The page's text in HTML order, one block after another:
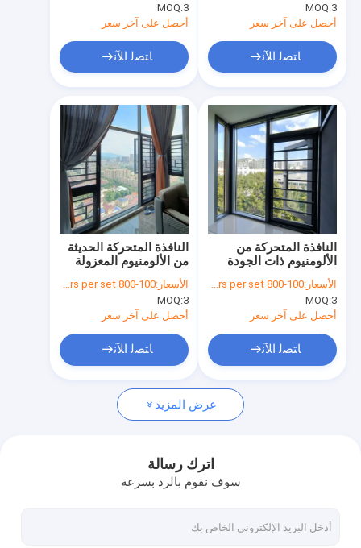
منتجات
معلومات عنا
جولة في المصنع
ضبط الجودة
اتصل بنا
أخبار
القضايا
باب انزلاقي من الألومنيوم
باب متأرجح من الألومنيوم
النافذة المتحركة من الألومنيوم
MOQ:3
أحصل على آخر سعر
ﺎﺘﺼﻟ ﺍﻶﻧ
MOQ:3
أحصل على آخر سعر
ﺎﺘﺼﻟ ﺍﻶﻧ
النافذة المتحركة الحديثة
من الألومنيوم المعزولة
الزجاجية
الأسعار:100-800 dollars per set
MOQ:3
أحصل على آخر سعر
ﺎﺘﺼﻟ ﺍﻶﻧ
النافذة المتحركة من
الألومنيوم ذات الجودة
العالية مع قفل متعدد
النقاط والزجاج العازل
المشدّد
الأسعار:100-800 dollars per set
MOQ:3
أحصل على آخر سعر
ﺎﺘﺼﻟ ﺍﻶﻧ
عرض المزيد
اترك رسالة
سوف نقوم بالرد بسرعة